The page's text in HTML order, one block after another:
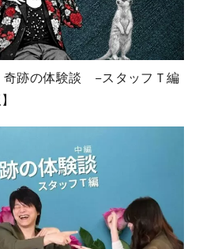
跡の体験談 −スタッフＴ編